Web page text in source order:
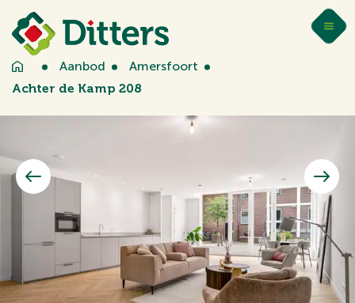
Aanbod
Amersfoort
Achter de Kamp 208